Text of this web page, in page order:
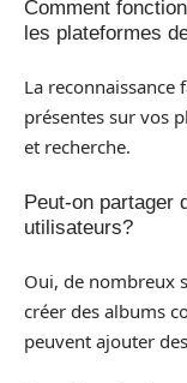
Comment
les plateformes
La reconnaissance
présentes sur vos
et recherche.
Peut-on partager
utilisateurs?
Oui, de nombreux
créer des albums
peuvent ajouter